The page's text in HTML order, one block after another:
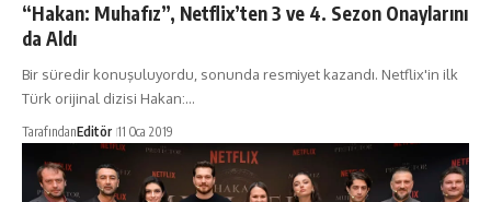
“Hakan: Muhafız”, Netflix’ten 3 ve 4. Sezon Onaylarını
da Aldı
Bir süredir konuşuluyordu, sonunda resmiyet kazandı. Netflix'in ilk
Türk orijinal dizisi Hakan:…
TarafındanEditör 11 Oca 2019